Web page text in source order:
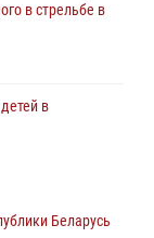
в стрельбе в
в
и
Беларусь